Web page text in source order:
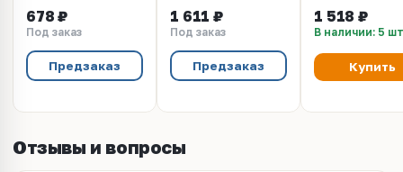
A4, 190, 50л.
678 ₽
Под заказ
Предзаказ
Paper для
полноцветной
лазерной печати,
200 г/м2, А3+, 150
листов (0300521)
1 611 ₽
Под заказ
Предзаказ
Paper для
полноцветной
лазерной
170 г/м2, А3,
листов
1 518 ₽
В наличии: 5 шт
Купить
Отзывы и вопросы